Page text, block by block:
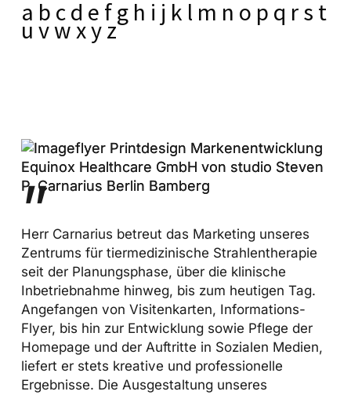
a b c d e f g h i j k l m n o p q r s t
u v w x y z
”
Herr Carnarius betreut das Marketing unseres
Zentrums für tiermedizinische Strahlentherapie
seit der Planungsphase, über die klinische
Inbetriebnahme hinweg, bis zum heutigen Tag.
Angefangen von Visitenkarten, Informations-
Flyer, bis hin zur Entwicklung sowie Pflege der
Homepage und der Auftritte in Sozialen Medien,
liefert er stets kreative und professionelle
Ergebnisse. Die Ausgestaltung unseres